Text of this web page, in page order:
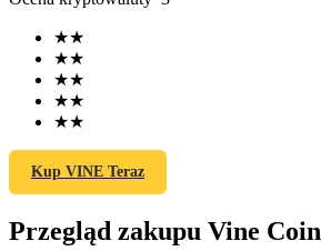
Kontrakty terminowe na USDT
★★
★★
★★
★★
★★
Kup VINE Teraz
Przegląd zakupu Vine Coin